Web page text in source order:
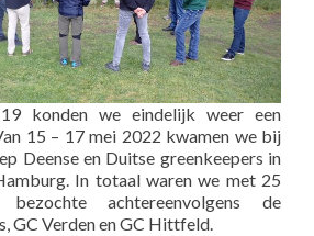
konden we eindelijk weer een
15 – 17 mei 2022 kwamen we bij
Deense en Duitse greenkeepers in
In totaal waren we met 25
bezochte achtereenvolgens de
GC Verden en GC Hittfeld.